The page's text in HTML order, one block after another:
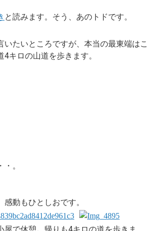
と読みます。そう、あのトドです。
いたいところですが、本当の最東端はこ
キロの山道を歩きます。
。
動もひとしおです。
屋で休憩。帰りも4キロの道を歩きま